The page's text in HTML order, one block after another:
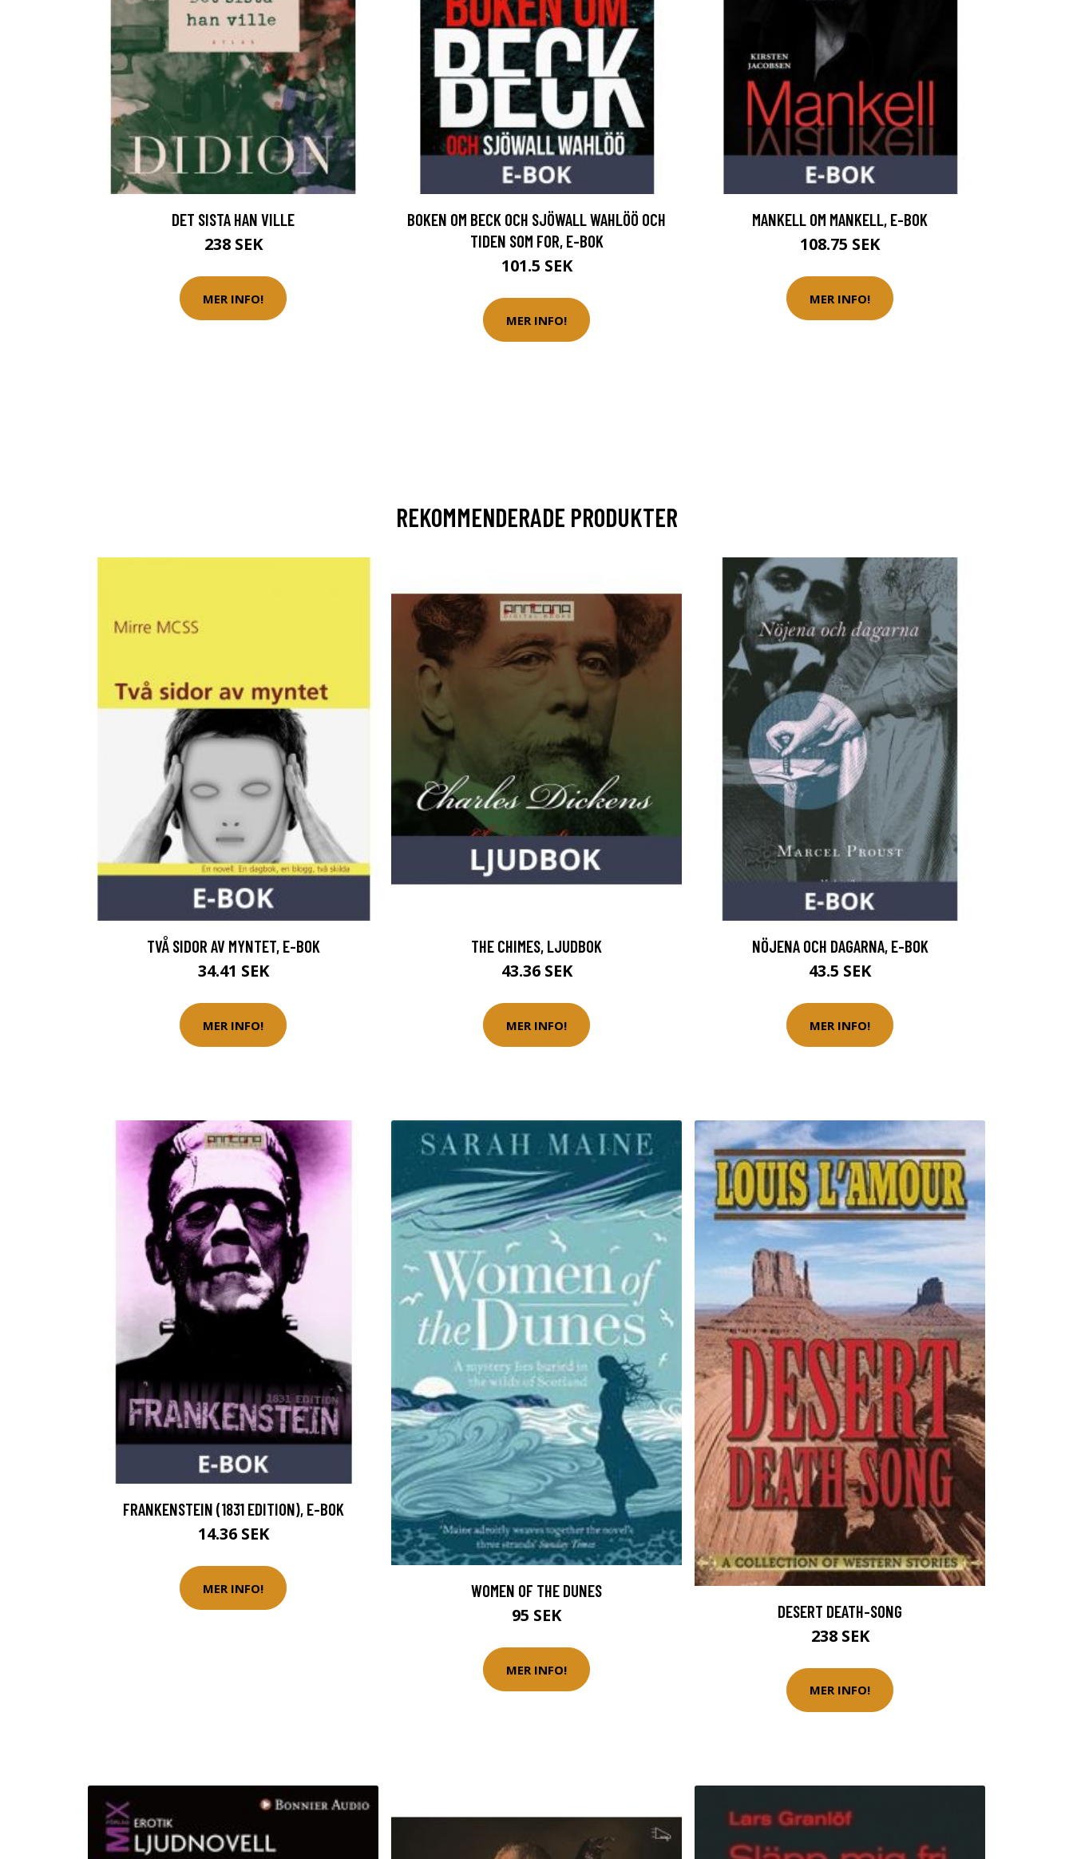
DET SISTA HAN VILLE
238 SEK
MER INFO!
BOKEN OM BECK OCH SJÖWALL WAHLÖÖ OCH
TIDEN SOM FOR, E-BOK
101.5 SEK
MER INFO!
MANKELL OM MANKELL, E-BOK
108.75 SEK
MER INFO!
REKOMMENDERADE PRODUKTER
TVÅ SIDOR AV MYNTET, E-BOK
34.41 SEK
MER INFO!
THE CHIMES, LJUDBOK
43.36 SEK
MER INFO!
NÖJENA OCH DAGARNA, E-BOK
43.5 SEK
MER INFO!
FRANKENSTEIN (1831 EDITION), E-BOK
14.36 SEK
MER INFO! WOMEN OF THE DUNES
95 SEK
MER INFO!
DESERT DEATH-SONG
238 SEK
MER INFO!